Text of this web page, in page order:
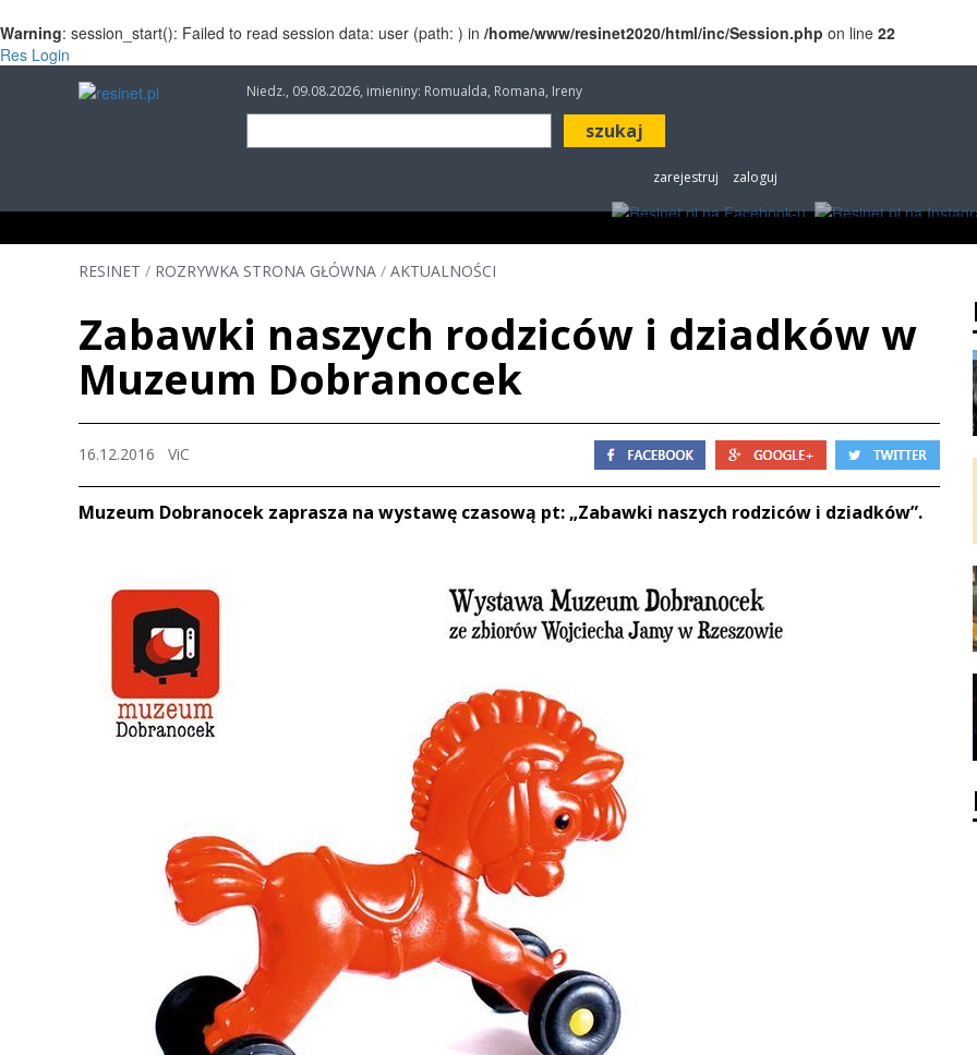
Warning: session_start(): Failed to read session data: user (path: ) in /home/www/resinet2020/html/inc/Session.php on line 22
Res Login
Niedz., 09.08.2026, imieniny: Romualda, Romana, Ireny
zarejestruj zaloguj
INFORMACJE INWESTYCJE IMPREZY
RESINET / ROZRYWKA STRONA GŁÓWNA / AKTUALNOŚCI
Zabawki naszych rodziców i dziadków w
Muzeum Dobranocek
16.12.2016 ViC
Muzeum Dobranocek zaprasza na wystawę czasową pt: „Zabawki naszych rodziców i dziadków”.